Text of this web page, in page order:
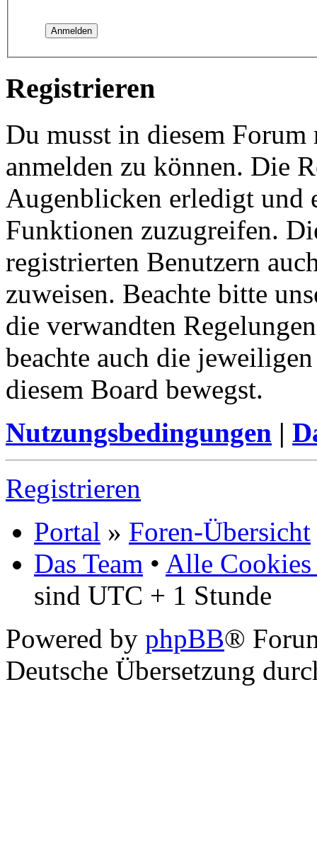
Registrieren
Du musst in diesem
anmelden zu können. Die
Augenblicken erledigt und
Funktionen zuzugreifen.
registrierten Benutzern
zuweisen. Beachte bitte
die verwandten
beachte auch die
diesem Board bewegst.
Nutzungsbedingungen |
Registrieren
Portal » Foren-Übersicht
Das Team • Alle Cookies
sind UTC + 1 Stunde
Powered by phpBB®
Deutsche Übersetzung